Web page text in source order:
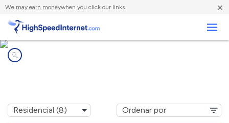
We may earn moneywhen you click our links. ×